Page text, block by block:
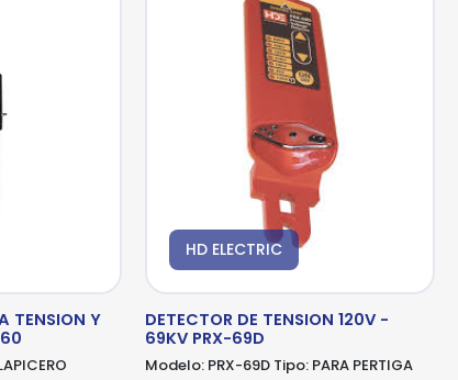
TENSION Y
HD ELECTRIC
DETECTOR DE TENSION 120V -
69KV PRX-69D
Modelo: PRX-69DTipo: PARA PERTIGA
nuestra política de privacidad y confirmas que los detalles
nuestra política de privacidad y confirmas que los detalles